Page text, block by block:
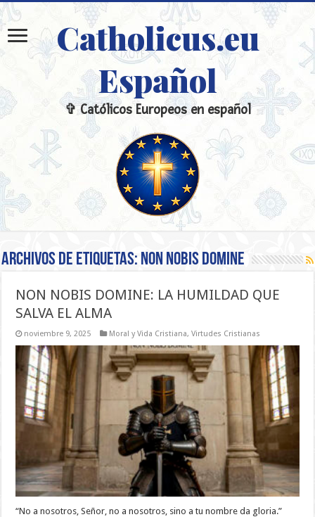
Catholicus.eu
Español
✞ Católicos Europeos en español
Archivos de etiquetas: NON NOBIS DOMINE
NON NOBIS DOMINE: LA HUMILDAD QUE
SALVA EL ALMA
noviembre 9, 2025 Moral y Vida Cristiana,Virtudes Cristianas
“No a nosotros, Señor, no a nosotros, sino a tu nombre da gloria.”